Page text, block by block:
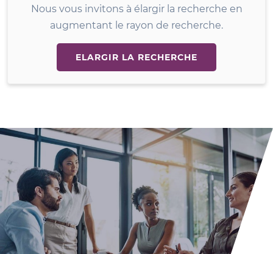
Nous vous invitons à élargir la recherche en
augmentant le rayon de recherche.
ELARGIR LA RECHERCHE